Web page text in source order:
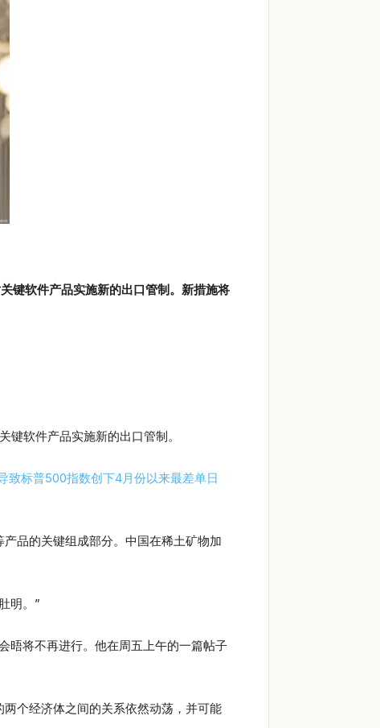
键软件产品实施新的出口管制。新措施将
键软件产品实施新的出口管制。
致标普500指数创下4月份以来最差单日
品的关键组成部分。中国在稀土矿物加
明。”
晤将不再进行。他在周五上午的一篇帖子
个经济体之间的关系依然动荡，并可能